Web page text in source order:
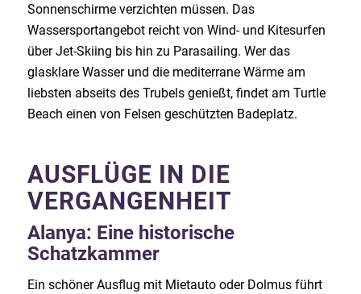
Sonnenschirme verzichten müssen. Das
Wassersportangebot reicht von Wind- und Kitesurfen
über Jet-Skiing bis hin zu Parasailing. Wer das
glasklare Wasser und die mediterrane Wärme am
liebsten abseits des Trubels genießt, findet am Turtle
Beach einen von Felsen geschützten Badeplatz.
AUSFLÜGE IN DIE
VERGANGENHEIT
Alanya: Eine historische
Schatzkammer
Ein schöner Ausflug mit Mietauto oder Dolmus führt